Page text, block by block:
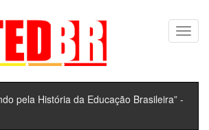
pela História da Educação Brasileira” -